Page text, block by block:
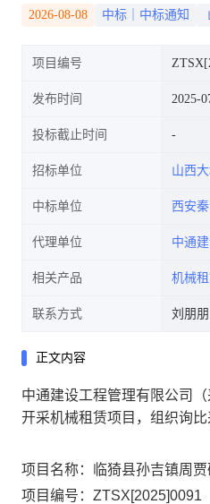
2026-08-08 中标｜中标通知
项目编号
发布时间 2025-
投标截止时间
招标单位 山西
中标单位 西安
代理单位 中通
相关产品 机械
联系方式 刘朋朋
正文内容
中通建设工程管理有限公司
开采机械租赁项目，组织询
项目名称：临猗县孙吉镇周
项目编号：ZTSX[2025]0091